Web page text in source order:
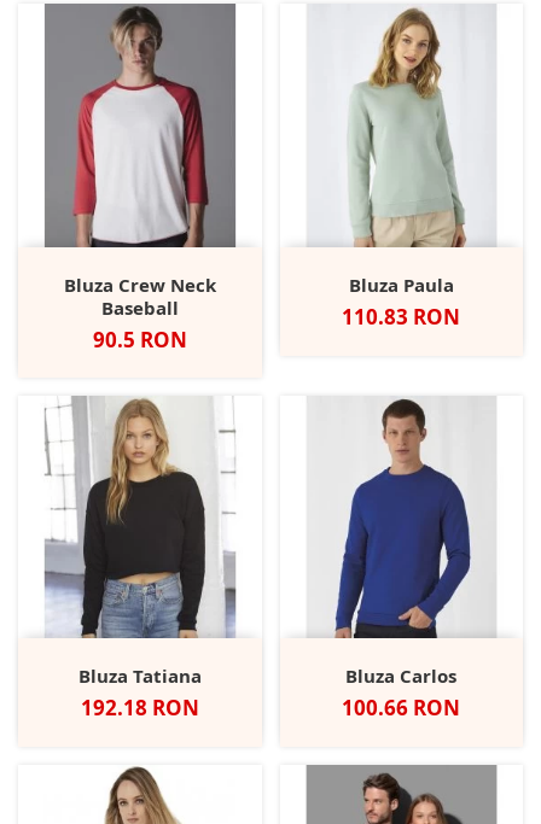
Bluza Crew Neck
Baseball
Pret
90.5 RON
Bluza Paula
Pret
110.83 RON
Bluza Tatiana
Pret
192.18 RON
Bluza Carlos
Pret
100.66 RON